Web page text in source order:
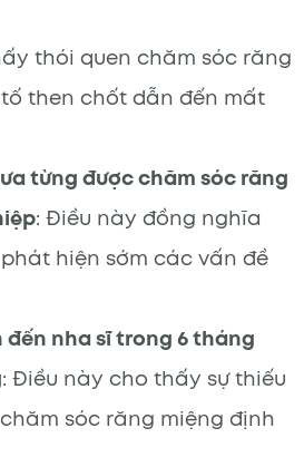
thói quen chăm sóc răng
then chốt dẫn đến mất
từng được chăm sóc răng
: Điều này đồng nghĩa
hiện sớm các vấn đề
đến nha sĩ trong 6 tháng
: Điều này cho thấy sự thiếu
sóc răng miệng định